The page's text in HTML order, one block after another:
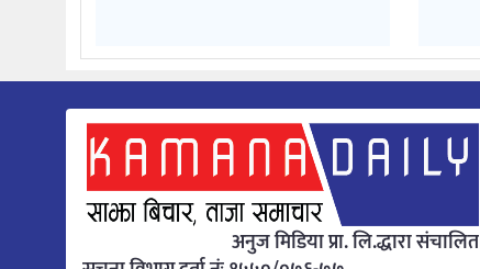
अनुज मिडिया प्रा. लि.द्धारा संचालित